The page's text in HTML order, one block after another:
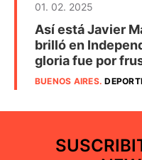
01. 02. 2025
Así está Javier
brilló en
gloria fue por
BUENOS AIRES.